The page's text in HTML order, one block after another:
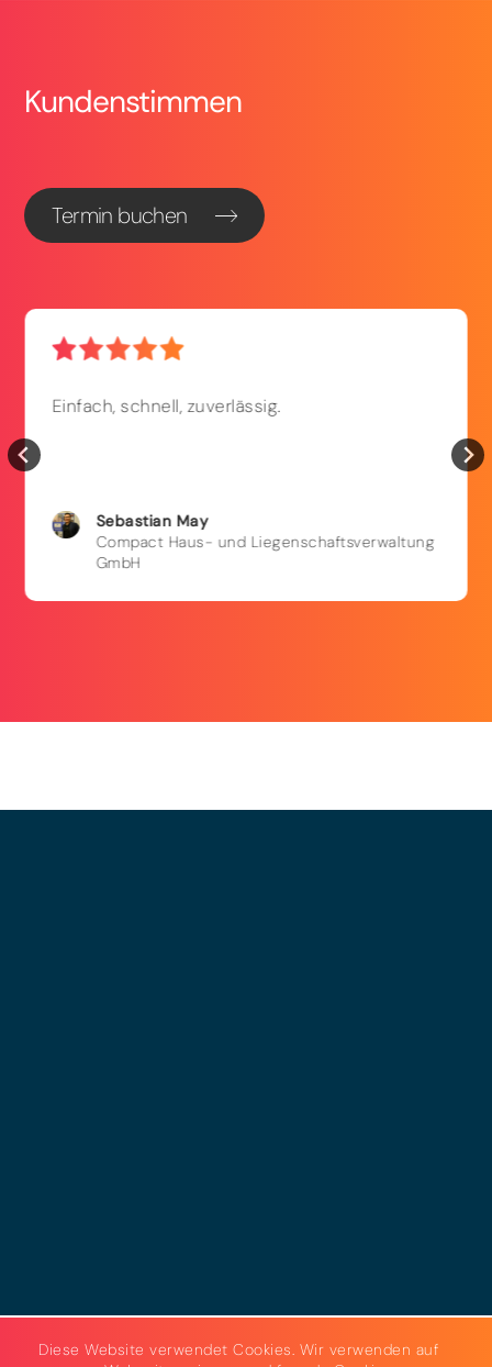
Kundenstimmen
Termin buchen
Einfach, schnell, zuverlässig.
Sebastian May
Compact Haus- und Liegenschaftsverwaltung
GmbH
Diese Website verwendet Cookies. Wir verwenden auf